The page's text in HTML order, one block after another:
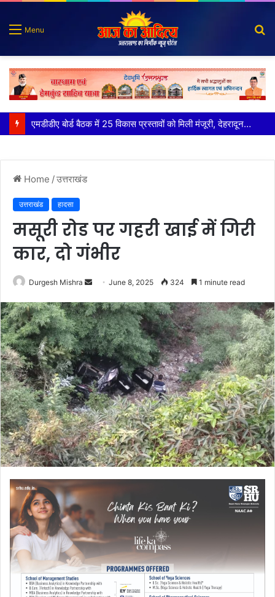
Menu
मुख्य सचिव ने अंडरग्राउंड विद्युत लाइन परियोजना का प्रस्ताव तैयार करने के दिये निर्देश
Home /उत्तराखंड
उत्तराखंड हादसा
मसूरी रोड पर गहरी खाई में गिरी
कार, दो गंभीर
Durgesh Mishra
Send
email
June 8, 2025 324 1 minute read